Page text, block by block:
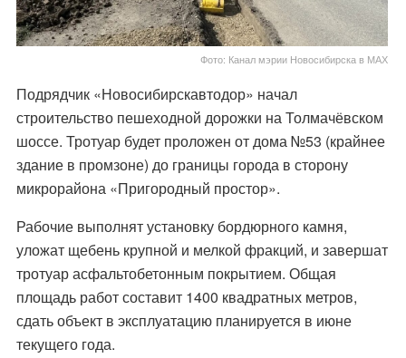
Фото: Канал мэрии Новосибирска в МАХ
Подрядчик «Новосибирскавтодор» начал
строительство пешеходной дорожки на Толмачёвском
шоссе. Тротуар будет проложен от дома №53 (крайнее
здание в промзоне) до границы города в сторону
микрорайона «Пригородный простор».
Рабочие выполнят установку бордюрного камня,
уложат щебень крупной и мелкой фракций, и завершат
тротуар асфальтобетонным покрытием. Общая
площадь работ составит 1400 квадратных метров,
сдать объект в эксплуатацию планируется в июне
текущего года.